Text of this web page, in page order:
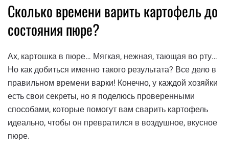
Сколько времени варить картофель до
состояния пюре?
Ах, картошка в пюре… Мягкая, нежная, тающая во рту…
Но как добиться именно такого результата? Все дело в
правильном времени варки! Конечно, у каждой хозяйки
есть свои секреты, но я поделюсь проверенными
способами, которые помогут вам сварить картофель
идеально, чтобы он превратился в воздушное, вкусное
пюре.